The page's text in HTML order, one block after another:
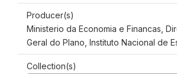
Producer(s)
Ministerio da Economia e Financas,
Geral do Plano, Instituto Nacional de
Collection(s)